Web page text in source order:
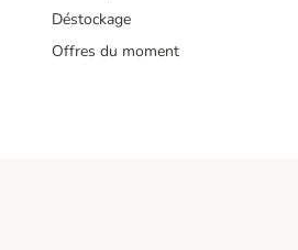
Déstockage
Offres du moment